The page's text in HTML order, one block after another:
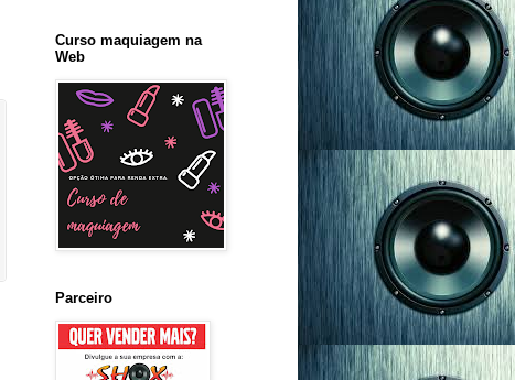
Curso maquiagem na
Web
Parceiro